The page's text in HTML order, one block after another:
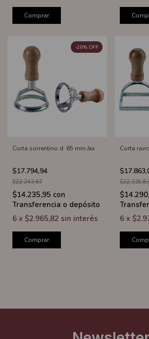
Comprar
Corta sorrentino d. 65 mm /ax
$17.794,94
-20% OFF
$22.243,67
$14.235,95 con
Transferencia o depósito
6 x $2.965,82 sin interés
Comprar
Corta
6 x